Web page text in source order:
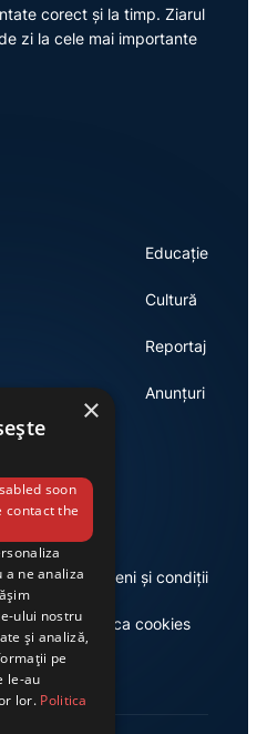
corect și la timp. Ziarul
zi la cele mai importante
Educație
Cultură
Reportaj
Anunțuri
Termeni și condiții
Politica cookies
×
soon
contact the
ne analiza
ului nostru
și analiză,
pe
le-au
lor. Politica